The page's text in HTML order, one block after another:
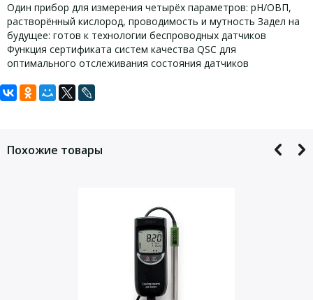
Один прибор для измерения четырёх параметров: pH/ОВП,
растворённый кислород, проводимость и мутность Задел на
будущее: готов к технологии беспроводных датчиков
Функция сертификата систем качества QSC для
оптимального отслеживания состояния датчиков
Технические характеристики Multi
pH
0,0 – 200,00 мСм/см
0,0 – 19,99 мкСм/см
с K=0,1 см-1
0,00 – 30 мΩ∙см
0,0 – 70,0 по таблицам IOT
Задать вопрос
Похожие товары